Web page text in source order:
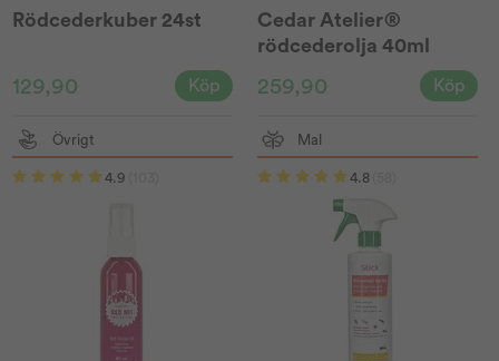
Rödcederkuber 24st
129,90 Köp
Cedar Atelier®
rödcederolja 40ml
259,90 Köp
Övrigt
4.9
Mal
4.8